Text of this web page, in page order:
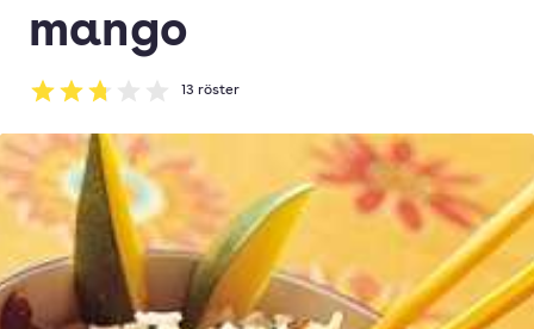
mango
Betyg: 2.77 av 5
13 röster